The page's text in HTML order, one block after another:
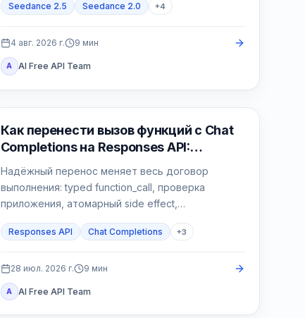
кода.
Seedance 2.5 Seedance 2.0 +4
4 авг. 2026 г. 9 мин
A AI Free API Team
API Гайды
Как перенести вызов функций с Chat
Completions на Responses API:
безопасный Python-контур
Надёжный перенос меняет весь договор
выполнения: typed function_call, проверка
приложения, атомарный side effect,
проверяемый финальный ответ.
Responses API Chat Completions +3
28 июл. 2026 г. 9 мин
A AI Free API Team